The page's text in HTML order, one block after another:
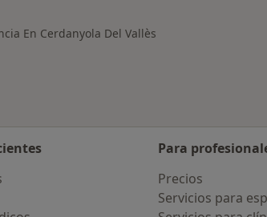
En Cerdanyola Del Vallès
Para
Precios
Servicios para